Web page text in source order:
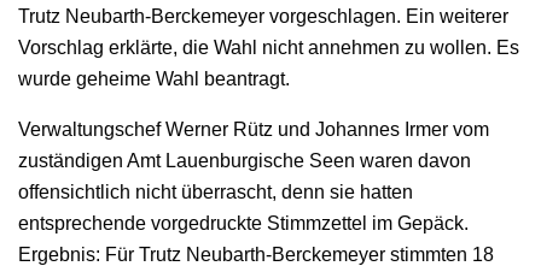
Trutz Neubarth-Berckemeyer vorgeschlagen. Ein weiterer
Vorschlag erklärte, die Wahl nicht annehmen zu wollen. Es
wurde geheime Wahl beantragt.
Verwaltungschef Werner Rütz und Johannes Irmer vom
zuständigen Amt Lauenburgische Seen waren davon
offensichtlich nicht überrascht, denn sie hatten
entsprechende vorgedruckte Stimmzettel im Gepäck.
Ergebnis: Für Trutz Neubarth-Berckemeyer stimmten 18